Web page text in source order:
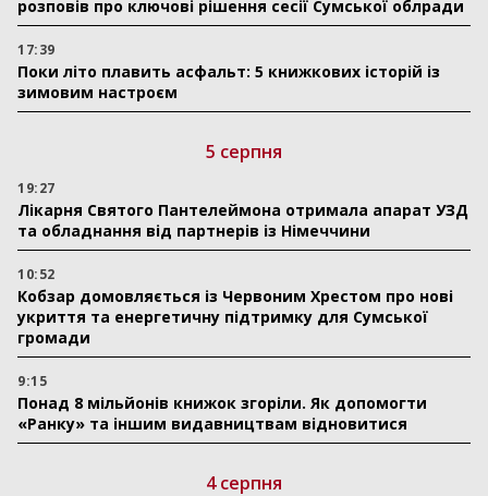
розповів про ключові рішення сесії Сумської облради
17:39
Поки літо плавить асфальт: 5 книжкових історій із
зимовим настроєм
5 серпня
19:27
Лікарня Святого Пантелеймона отримала апарат УЗД
та обладнання від партнерів із Німеччини
10:52
Кобзар домовляється із Червоним Хрестом про нові
укриття та енергетичну підтримку для Сумської
громади
9:15
Понад 8 мільйонів книжок згоріли. Як допомогти
«Ранку» та іншим видавництвам відновитися
4 серпня